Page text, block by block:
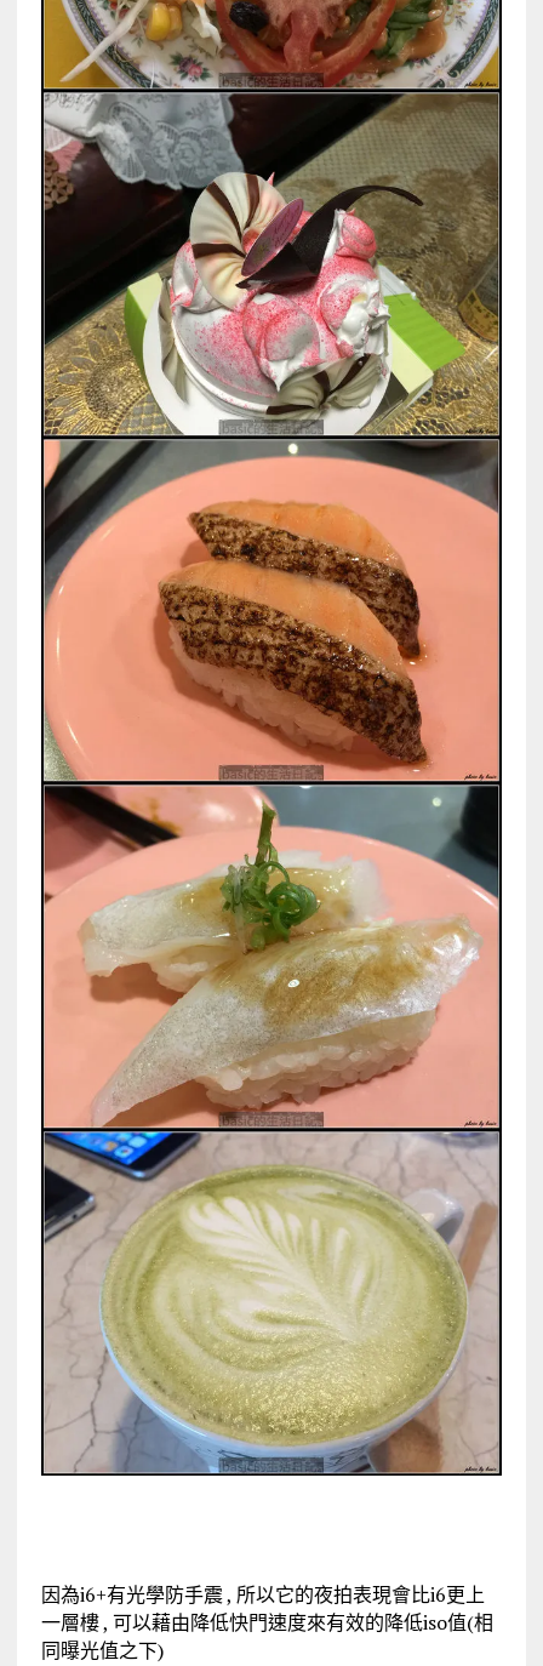
因為i6+有光學防手震 , 所以它的夜拍表現會比i6更上
一層樓 , 可以藉由降低快門速度來有效的降低iso值(相
同曝光值之下)